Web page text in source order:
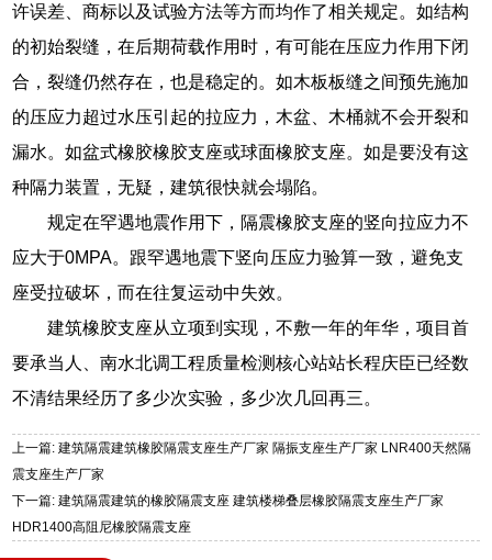
许误差、商标以及试验方法等方而均作了相关规定。如结构
的初始裂缝，在后期荷载作用时，有可能在压应力作用下闭
合，裂缝仍然存在，也是稳定的。如木板板缝之间预先施加
的压应力超过水压引起的拉应力，木盆、木桶就不会开裂和
漏水。如盆式橡胶橡胶支座或球面橡胶支座。如是要没有这
种隔力装置，无疑，建筑很快就会塌陷。
规定在罕遇地震作用下，隔震橡胶支座的竖向拉应力不
应大于0MPA。跟罕遇地震下竖向压应力验算一致，避免支
座受拉破坏，而在往复运动中失效。
建筑橡胶支座从立项到实现，不敷一年的年华，项目首
要承当人、南水北调工程质量检测核心站站长程庆臣已经数
不清结果经历了多少次实验，多少次几回再三。
上一篇: 建筑隔震建筑橡胶隔震支座生产厂家 隔振支座生产厂家 LNR400天然隔
震支座生产厂家
下一篇: 建筑隔震建筑的橡胶隔震支座 建筑楼梯叠层橡胶隔震支座生产厂家
HDR1400高阻尼橡胶隔震支座